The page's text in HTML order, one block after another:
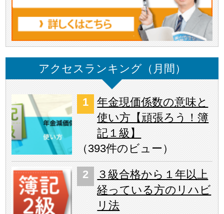
アクセスランキング（月間）
年金現価係数の意味と
使い方【頑張ろう！簿
記１級】
（393件のビュー ）
３級合格から１年以上
経っている方のリハビ
リ法